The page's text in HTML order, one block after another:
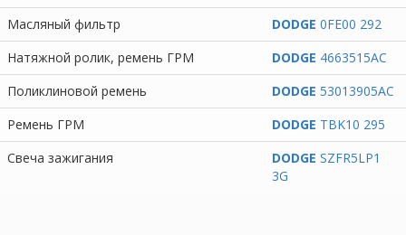
Масляный фильтр DODGE 0FE00 292
Натяжной ролик, ремень ГРМ
DODGE 4663515AC
Поликлиновой ремень
DODGE 53013905AC
Ремень ГРМ
DODGE TBK10 295
Свеча зажигания
DODGE SZFR5LP1
3G